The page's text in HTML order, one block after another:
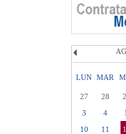
LUN MAR
27 28
3
4
10
11